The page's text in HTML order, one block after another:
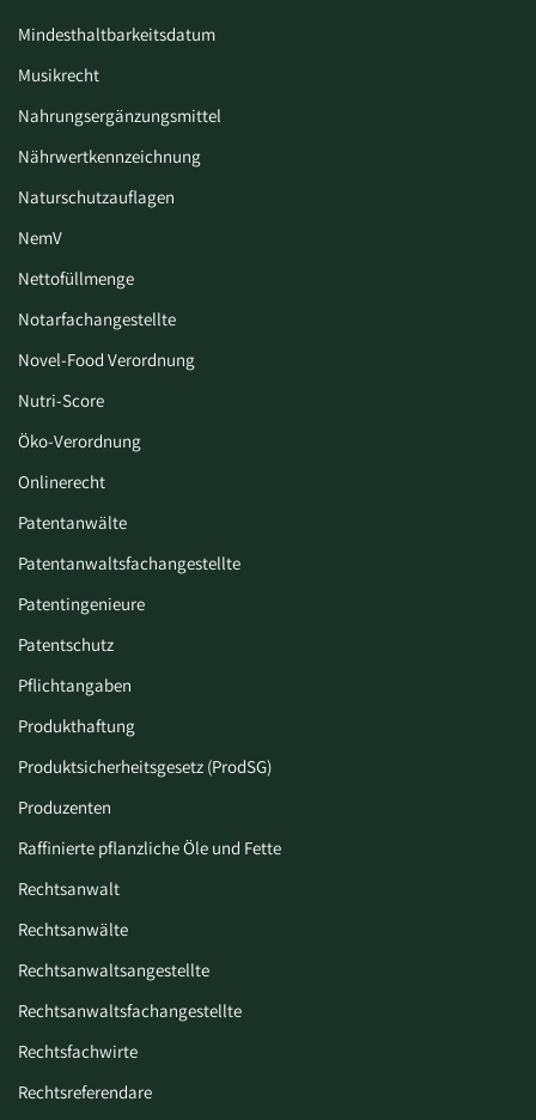
Mindesthaltbarkeitsdatum
Musikrecht
Nahrungsergänzungsmittel
Nährwertkennzeichnung
Naturschutzauflagen
NemV
Nettofüllmenge
Notarfachangestellte
Novel-Food Verordnung
Nutri-Score
Öko-Verordnung
Onlinerecht
Patentanwälte
Patentanwaltsfachangestellte
Patentingenieure
Patentschutz
Pflichtangaben
Produkthaftung
Produktsicherheitsgesetz (ProdSG)
Produzenten
Raffinierte pflanzliche Öle und Fette
Rechtsanwalt
Rechtsanwälte
Rechtsanwaltsangestellte
Rechtsanwaltsfachangestellte
Rechtsfachwirte
Rechtsreferendare